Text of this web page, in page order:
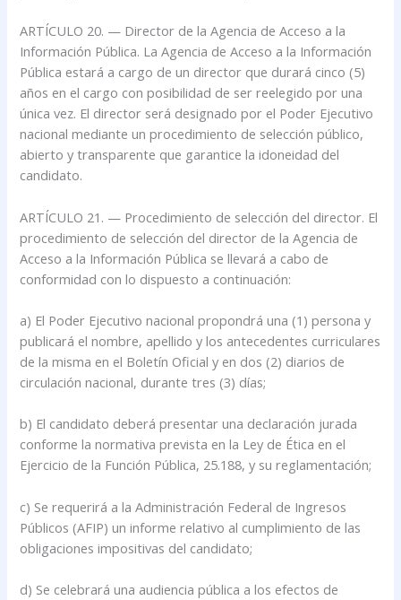
ARTÍCULO 20. — Director de la Agencia de Acceso a la
Información Pública. La Agencia de Acceso a la Información
Pública estará a cargo de un director que durará cinco (5)
años en el cargo con posibilidad de ser reelegido por una
única vez. El director será designado por el Poder Ejecutivo
nacional mediante un procedimiento de selección público,
abierto y transparente que garantice la idoneidad del
candidato.
ARTÍCULO 21. — Procedimiento de selección del director. El
procedimiento de selección del director de la Agencia de
Acceso a la Información Pública se llevará a cabo de
conformidad con lo dispuesto a continuación:
a) El Poder Ejecutivo nacional propondrá una (1) persona y
publicará el nombre, apellido y los antecedentes curriculares
de la misma en el Boletín Oficial y en dos (2) diarios de
circulación nacional, durante tres (3) días;
b) El candidato deberá presentar una declaración jurada
conforme la normativa prevista en la Ley de Ética en el
Ejercicio de la Función Pública, 25.188, y su reglamentación;
c) Se requerirá a la Administración Federal de Ingresos
Públicos (AFIP) un informe relativo al cumplimiento de las
obligaciones impositivas del candidato;
d) Se celebrará una audiencia pública a los efectos de